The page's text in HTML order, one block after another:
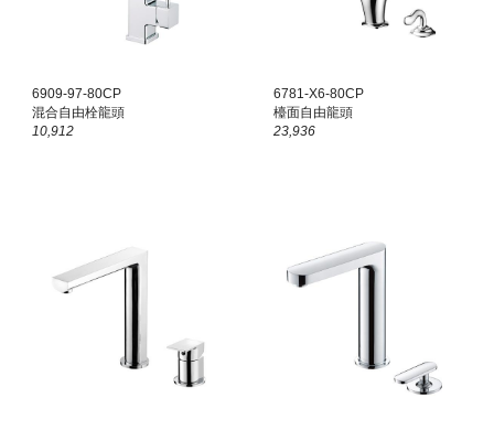
6909-97-80CP
混合自由栓龍頭
10,912
6781-X6-80CP
檯面自由龍頭
23,936